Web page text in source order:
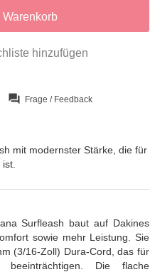
Warenkorb
hinzufügen
question_answer Frage / Feedback
mit modernster Stärke, die für
Surfleash baut auf Dakines
sowie mehr Leistung. Sie
(3/16-Zoll) Dura-Cord, das für
Die flache